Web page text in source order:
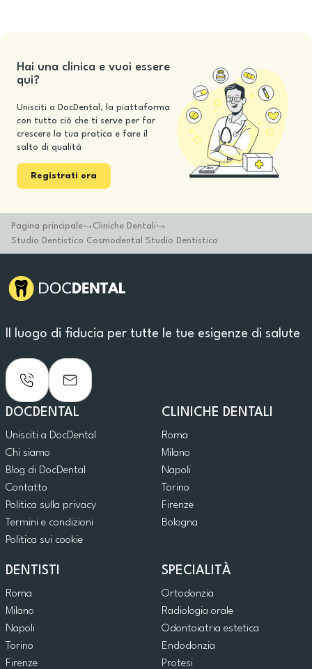
Hai una clinica e vuoi essere
qui?
Unisciti a DocDental, la piattaforma
con tutto ciò che ti serve per far
crescere la tua pratica e fare il
salto di qualità
Registrati ora
Pagina principale
Cliniche Dentali
Studio Dentistico Cosmodental Studio Dentistico
Il luogo di fiducia per tutte le tue esigenze di salute
DOCDENTAL
Unisciti a DocDental
Chi siamo
Blog di DocDental
Contatto
Politica sulla privacy
Termini e condizioni
Politica sui cookie
CLINICHE DENTALI
Roma
Milano
Napoli
Torino
Firenze
Bologna
DENTISTI
Roma
Milano
Napoli
Torino
Firenze
SPECIALITÀ
Ortodonzia
Radiologia orale
Odontoiatria estetica
Endodonzia
Protesi